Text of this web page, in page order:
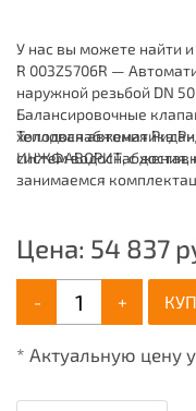
У нас вы можете найти и
R 003Z5706R —
наружной резьбой DN
Балансировочные
холодоснабжения
систем
занимаемся
зданий, имея широкий
Тепловая автоматика
ИНЖФАВОРИТ, с
Цена: 54 837
- +
* Актуальную цену